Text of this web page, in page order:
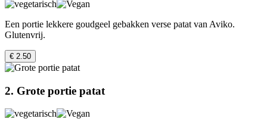
Een portie lekkere goudgeel gebakken verse patat van Aviko.
Glutenvrij.
€ 2.50
2. Grote portie patat